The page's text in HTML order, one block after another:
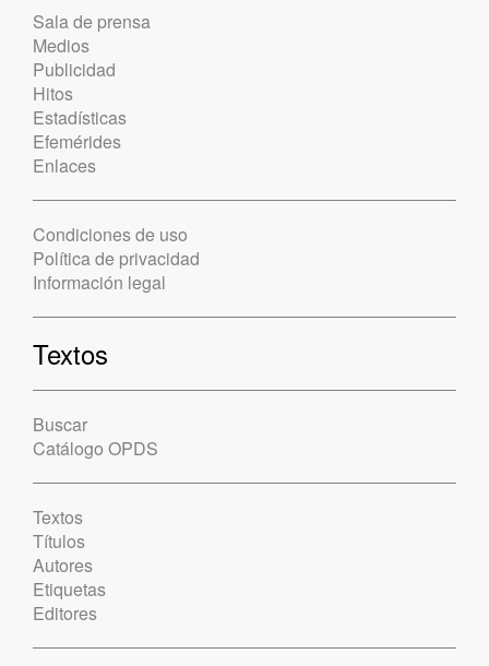
Sala de prensa
Medios
Publicidad
Hitos
Estadísticas
Efemérides
Enlaces
Condiciones de uso
Política de privacidad
Información legal
Textos
Buscar
Catálogo OPDS
Textos
Títulos
Autores
Etiquetas
Editores